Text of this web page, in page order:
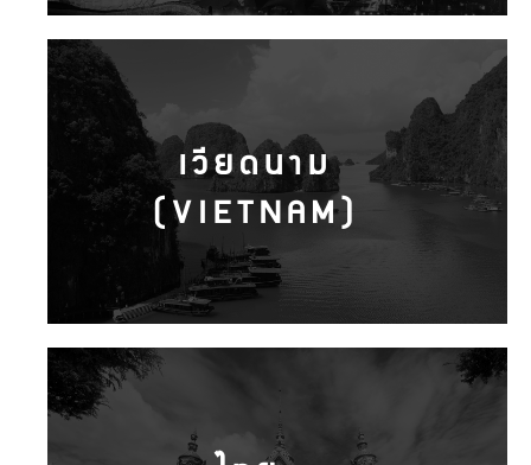
เวียดนาม
(VIETNAM)